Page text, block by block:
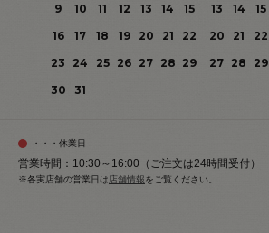
9
10 11 12 13 14
15
16
17 18 19 20 21
22
23
24 25 26 27 28 29
30
31
13
14 15
20
21 22
27 28 29
・・・休業日
営業時間：10:30～16:00（ご注文は24時間受付）
※各実店舗の営業日は 店舗情報をご覧ください。